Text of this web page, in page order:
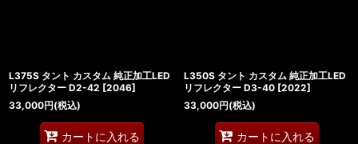
L375S タント カスタム 純正加工LED
リフレクター D2-42 [2046]
33,000円(税込)
カートに入れる
L350S タント カスタム 純正加工LED
リフレクター D3-40 [2022]
33,000円(税込)
カートに入れる